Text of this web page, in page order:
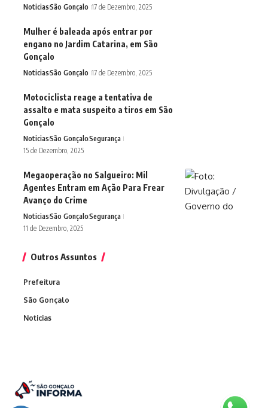
NoticiasSão Gonçalo 17 de Dezembro, 2025
Mulher é baleada após entrar por
engano no Jardim Catarina, em São
Gonçalo
NoticiasSão Gonçalo 17 de Dezembro, 2025
Motociclista reage a tentativa de
assalto e mata suspeito a tiros em São
Gonçalo
NoticiasSão GonçaloSegurança
15 de Dezembro, 2025
Megaoperação no Salgueiro: Mil
Agentes Entram em Ação Para Frear
Avanço do Crime
NoticiasSão GonçaloSegurança
11 de Dezembro, 2025
Outros Assuntos
Prefeitura
São Gonçalo
Noticias